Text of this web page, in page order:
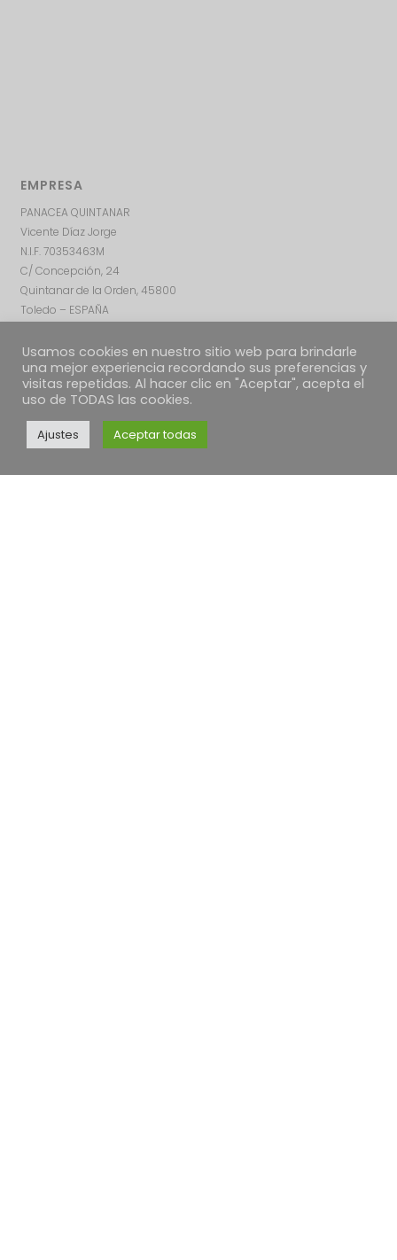
EMPRESA
PANACEA QUINTANAR
Vicente Díaz Jorge
N.I.F. 70353463M
C/ Concepción, 24
Quintanar de la Orden, 45800
Toledo – ESPAÑA
Usamos cookies en nuestro sitio web para brindarle
una mejor experiencia recordando sus preferencias y
visitas repetidas. Al hacer clic en "Aceptar", acepta el
uso de TODAS las cookies.
Ajustes Aceptar todas